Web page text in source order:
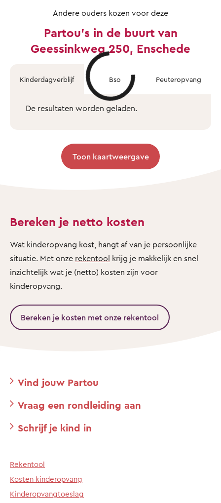
Andere ouders kozen voor deze
Partou's in de buurt van
Geessinkweg 250, Enschede
Kinderdagverblijf Bso Peuteropvang
De resultaten worden geladen.
Toon kaartweergave
Bereken je netto kosten
Wat kinderopvang kost, hangt af van je persoonlijke
situatie. Met onze rekentool krijg je makkelijk en snel
inzichtelijk wat je (netto) kosten zijn voor
kinderopvang.
Bereken je kosten met onze rekentool
Vind jouw Partou
Vraag een rondleiding aan
Schrijf je kind in
Rekentool
Kosten kinderopvang
Kinderopvangtoeslag